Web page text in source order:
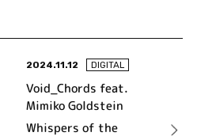
2024.11.12 DIGITAL
Void_Chords feat.
Mimiko Goldstein
Whispers of the